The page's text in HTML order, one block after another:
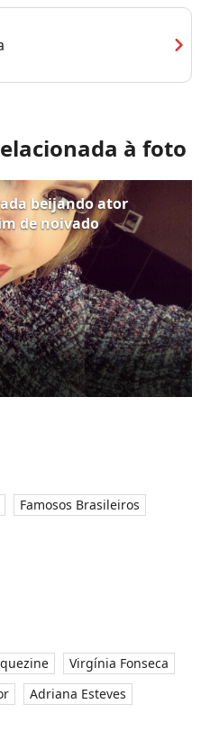
chevron_right
à foto
beijando ator
de noivado
Famosos Brasileiros
Virgínia Fonseca
Adriana Esteves